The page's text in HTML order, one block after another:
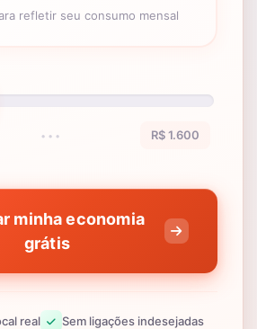
refletir seu consumo mensal
••• R$ 1.600
minha economia
grátis
real
Sem ligações indesejadas